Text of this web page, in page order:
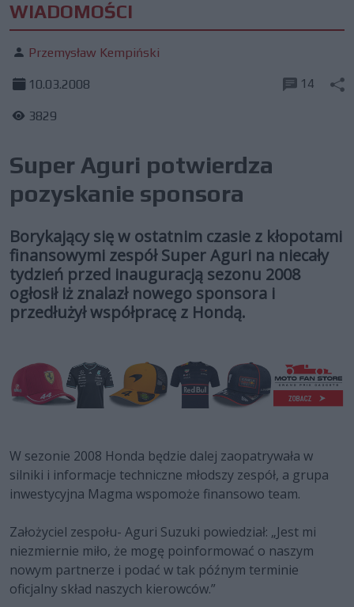
WIADOMOŚCI
Przemysław Kempiński
10.03.2008
3829
14
Super Aguri potwierdza
pozyskanie sponsora
Borykający się w ostatnim czasie z kłopotami
finansowymi zespół Super Aguri na niecały
tydzień przed inauguracją sezonu 2008
ogłosił iż znalazł nowego sponsora i
przedłużył współpracę z Hondą.
W sezonie 2008 Honda będzie dalej zaopatrywała w
silniki i informacje techniczne młodszy zespół, a grupa
inwestycyjna Magma wspomoże finansowo team.
Założyciel zespołu- Aguri Suzuki powiedział: „Jest mi
niezmiernie miło, że mogę poinformować o naszym
nowym partnerze i podać w tak późnym terminie
oficjalny skład naszych kierowców.”